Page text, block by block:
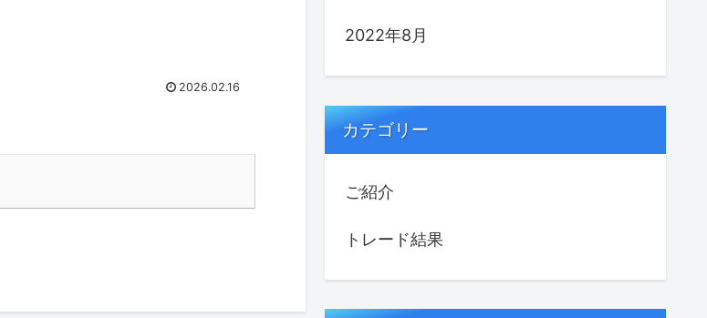
2026.02.16
2022年8月
カテゴリー
ご紹介
トレード結果